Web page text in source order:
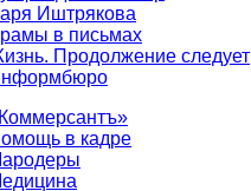
Иштрякова
в письмах
Продолжение следует
в кадре